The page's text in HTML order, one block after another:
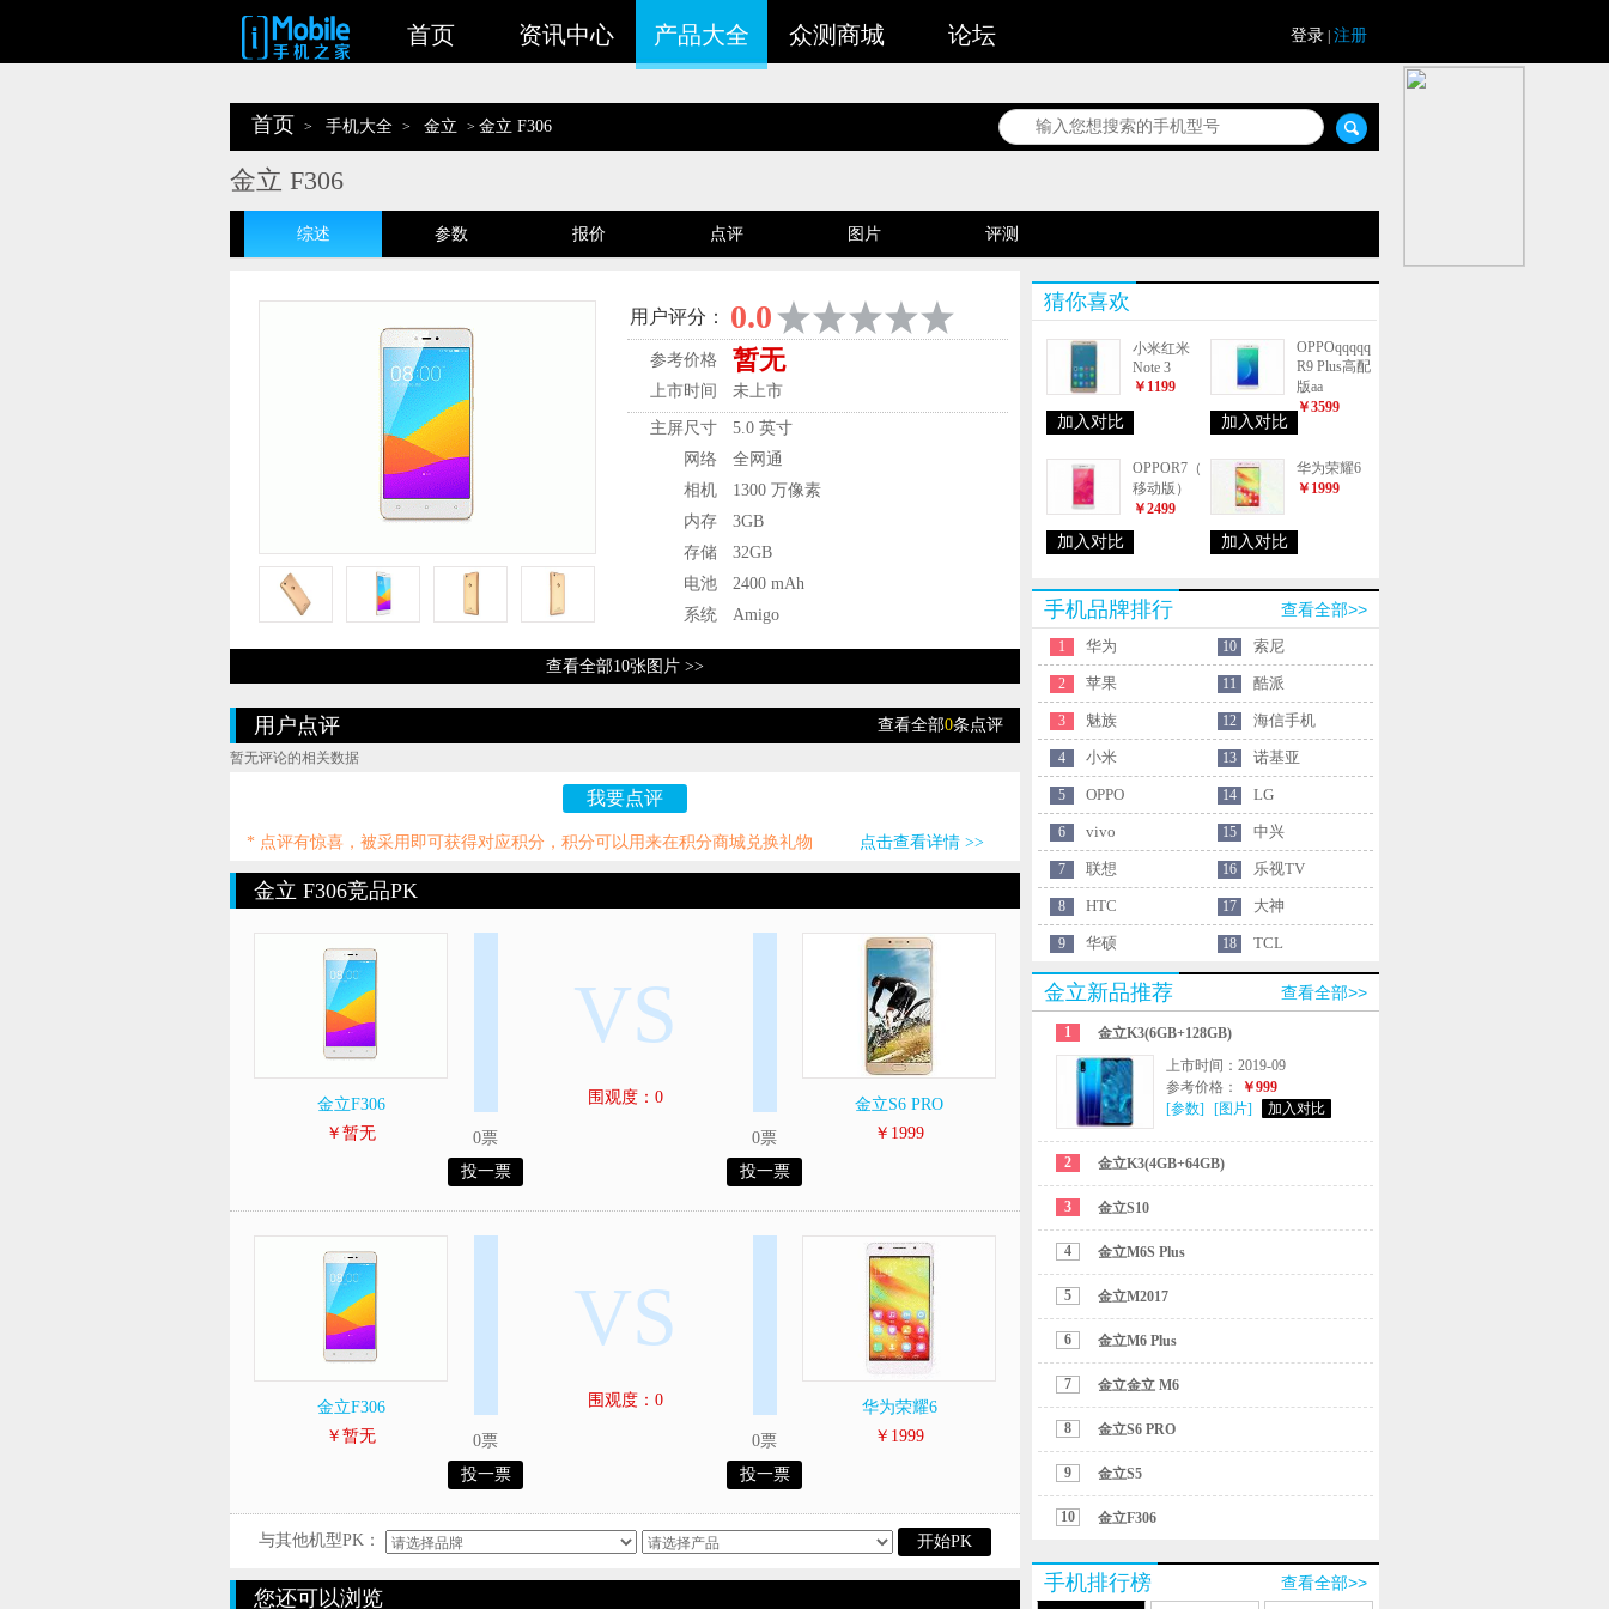
登录 注册
首页 资讯中心 产品大全 众测商城 论坛
首页 > 手机大全 > 金立 > 金立 F306
金立 F306
综述 参数 报价 点评 图片 评测
用户评分： 0.0
参考价格 暂无
上市时间 未上市
主屏尺寸
5.0 英寸
网络
全网通
相机
1300 万像素
内存
3GB
存储
32GB
电池
2400 mAh
系统
Amigo
查看全部10张图片 >>
查看全部0条点评
用户点评
暂无评论的相关数据
我要点评
点击查看详情 >>
* 点评有惊喜，被采用即可获得对应积分，积分可以用来在积分商城兑换礼物
金立 F306竞品PK
金立F306
￥暂无
0票
投一票
VS
围观度：0
0票
投一票
金立S6 PRO
￥1999
金立F306
￥暂无
0票
投一票
VS
围观度：0
0票
投一票
华为荣耀6
￥1999
与其他机型PK： 开始PK
您还可以浏览
猜你喜欢
小米红米
Note 3
￥1199
加入对比
OPPOqqqqq
R9 Plus高配
版aa
￥3599
加入对比
OPPOR7（
移动版）
￥2499
加入对比
华为荣耀6
￥1999
加入对比
查看全部>>
手机品牌排行
1 华为 10 索尼
2 苹果 11 酷派
3 魅族 12 海信手机
4 小米 13 诺基亚
5 OPPO 14 LG
6 vivo 15 中兴
7 联想 16 乐视TV
8 HTC 17 大神
9 华硕 18 TCL
查看全部>>
金立新品推荐
1
金立K3(6GB+128GB)
上市时间：2019-09
参考价格：
￥999
[参数]
[图片] 加入对比
2 金立K3(4GB+64GB)
3 金立S10
4 金立M6S Plus
5 金立M2017
6 金立M6 Plus
7 金立金立 M6
8 金立S6 PRO
9 金立S5
10 金立F306
查看全部>>
手机排行榜